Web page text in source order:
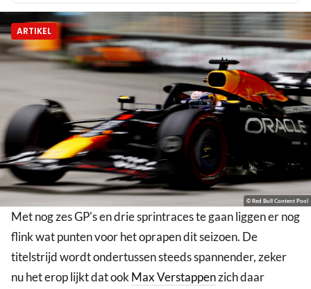
ARTIKEL
© Red Bull Content Pool
Met nog zes GP's en drie sprintraces te gaan liggen er nog
flink wat punten voor het oprapen dit seizoen. De
titelstrijd wordt ondertussen steeds spannender, zeker
nu het erop lijkt dat ookMax Verstappenzich daar